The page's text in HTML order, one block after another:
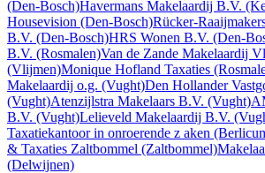
(Den-Bosch)Havermans Makelaardij B.V.
Housevision (Den-Bosch)Rücker-
B.V. (Den-Bosch)HRS Wonen B.V. (Den-
B.V. (Rosmalen)Van de Zande Makelaardij
(Vlijmen)Monique Hofland Taxaties
Makelaardij o.g. (Vught)Den Hollander
(Vught)Atenzijlstra Makelaars B.V. (Vught)
B.V. (Vught)Lelieveld Makelaardij B.V.
Taxatiekantoor in onroerende z aken
& Taxaties Zaltbommel (Zaltbommel)
(Delwijnen)